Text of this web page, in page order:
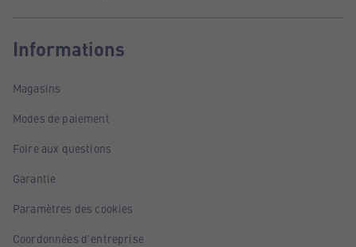
Informations
Magasins
Modes de paiement
Foire aux questions
Garantie
Paramètres des cookies
Coordonnées d'entreprise